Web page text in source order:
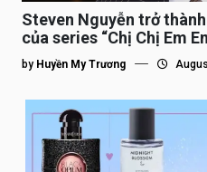
Steven Nguyễn trở
của series “Chị Chị Em
by Huyền My Trương